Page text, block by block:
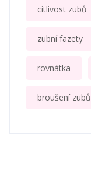
citlivost zubů
zubní fazety
rovnátka
broušení zubů